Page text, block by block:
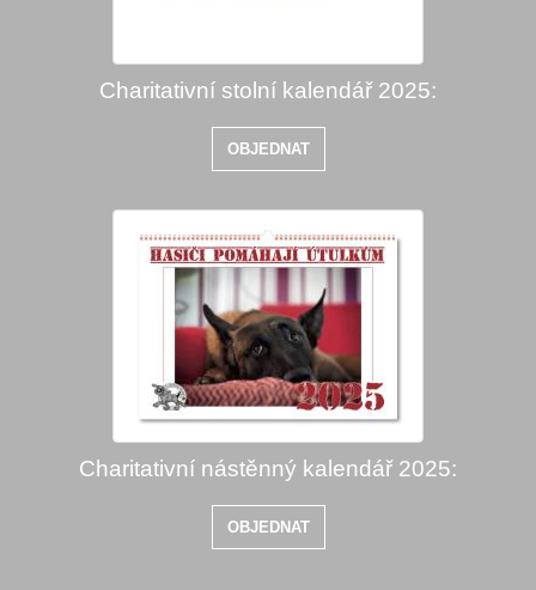
Charitativní stolní kalendář 2025:
OBJEDNAT
Charitativní nástěnný kalendář 2025:
OBJEDNAT